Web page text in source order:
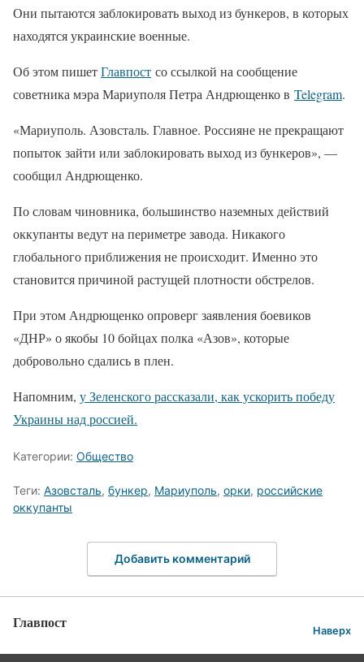
Они пытаются заблокировать выход из бункеров, в которых
находятся украинские военные.
Об этом пишетГлавпост со ссылкой на сообщение
советника мэра Мариуполя Петра Андрющенко в Telegram.
«Мариуполь. Азовсталь. Главное. Россияне не прекращают
попыток зайти или заблокировать выход из бункеров», —
сообщил Андрющенко.
По словам чиновника, большинство наземных действий
оккупанты ведут на периметре завода. Никакого
глобального приближения не происходит. Именно это
становится причиной растущей плотности обстрелов.
При этом Андрющенко опроверг заявления боевиков
«ДНР» о якобы 10 бойцах полка «Азов», которые
добровольно сдались в плен.
Напомним, у Зеленского рассказали, как ускорить победу
Украины над россией.
Категории: Общество
Теги: Азовсталь, бункер, Мариуполь, орки, российские
оккупанты
Добавить комментарий
Главпост Наверх